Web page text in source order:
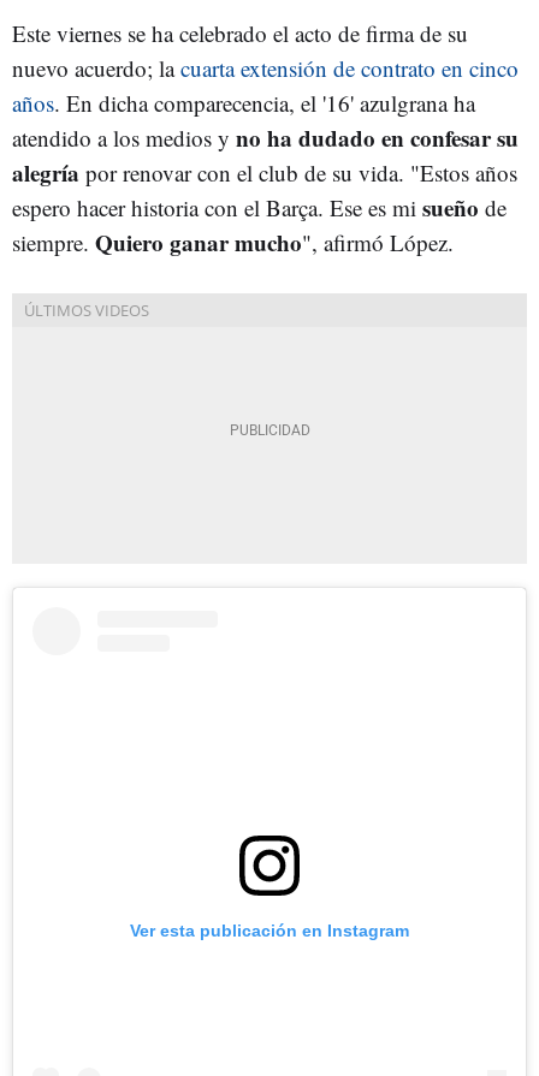
Este viernes se ha celebrado el acto de firma de su
nuevo acuerdo; lacuarta extensión de contrato en cinco
años. En dicha comparecencia, el '16' azulgrana ha
atendido a los medios y no ha dudado en confesar su
alegría por renovar con el club de su vida. "Estos años
espero hacer historia con el Barça. Ese es mi sueño de
siempre. Quiero ganar mucho", afirmó López.
Ver esta publicación en Instagram